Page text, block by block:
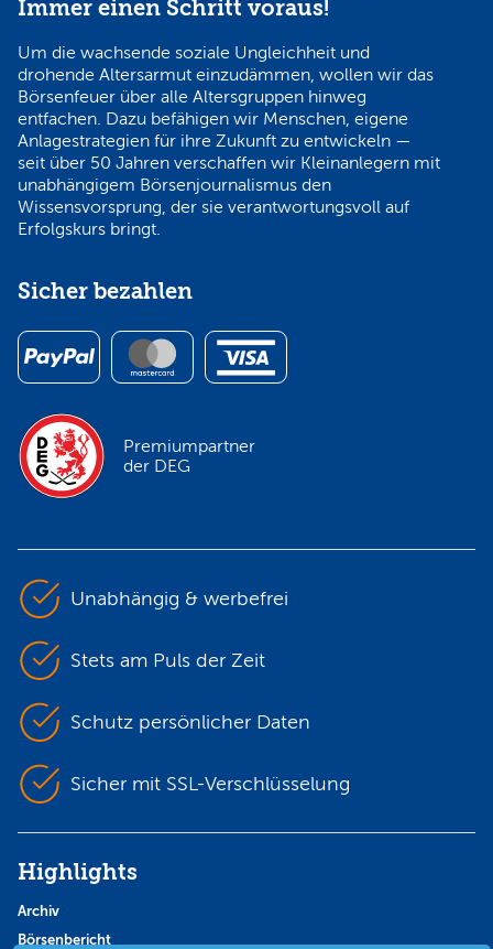
Immer einen Schritt voraus!
Um die wachsende soziale Ungleichheit und
drohende Altersarmut einzudämmen, wollen wir das
Börsenfeuer über alle Altersgruppen hinweg
entfachen. Dazu befähigen wir Menschen, eigene
Anlagestrategien für ihre Zukunft zu entwickeln —
seit über 50 Jahren verschaffen wir Kleinanlegern mit
unabhängigem Börsenjournalismus den
Wissensvorsprung, der sie verantwortungsvoll auf
Erfolgskurs bringt.
Sicher bezahlen
Premiumpartner
der DEG
Unabhängig & werbefrei
Stets am Puls der Zeit
Schutz persönlicher Daten
Sicher mit SSL-Verschlüsselung
Highlights
Archiv
Börsenbericht